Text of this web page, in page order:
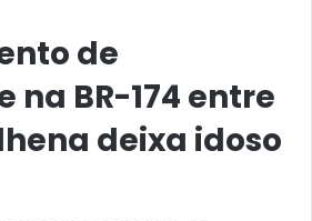
de
na BR-174 entre
deixa idoso